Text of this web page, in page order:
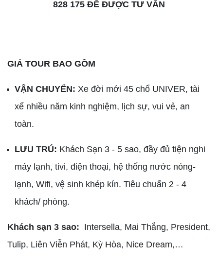
828 175 ĐỂ ĐƯỢC TƯ VẤN
GIÁ TOUR BAO GỒM
VẬN CHUYỂN: Xe đời mới 45 chổ UNIVER, tài
xế nhiều năm kinh nghiệm, lịch sự, vui vẻ, an
toàn.
LƯU TRÚ: Khách Sạn 3 - 5 sao, đầy đủ tiện nghi
máy lạnh, tivi, điện thoại, hệ thống nước nóng-
lạnh, Wifi, vệ sinh khép kín. Tiêu chuẩn 2 - 4
khách/ phòng.
Khách sạn 3 sao: Intersella, Mai Thắng, President,
Tulip, Liên Viễn Phát, Kỳ Hòa, Nice Dream,…